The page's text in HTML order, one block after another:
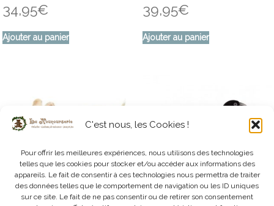
C'est nous, les Cookies !
Pour offrir les meilleures expériences, nous utilisons des technologies
telles que les cookies pour stocker et/ou accéder aux informations des
appareils. Le fait de consentir à ces technologies nous permettra de traiter
des données telles que le comportement de navigation ou les ID uniques
sur ce site. Le fait de ne pas consentir ou de retirer son consentement
34,95€
Ajouter au panier
39,95€
Ajouter au panier